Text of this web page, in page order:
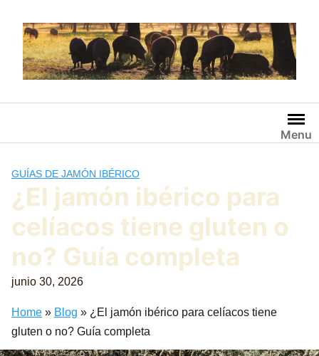
contenido
Menu
GUÍAS DE JAMÓN IBÉRICO
¿El jamón ibérico para
celíacos tiene gluten o
no? Guía completa
junio 30, 2026
Home » Blog » ¿El jamón ibérico para celíacos tiene
gluten o no? Guía completa